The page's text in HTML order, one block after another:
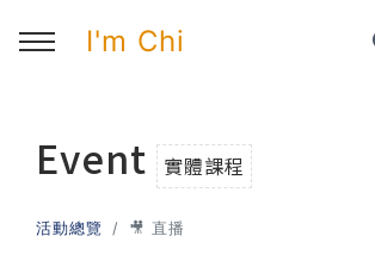
I'm Chi
🧑‍💻 我的服務
🎤 活動與課程
🎤 課程與企業培訓
Event 實體課程
活動總覽 🎥 直播